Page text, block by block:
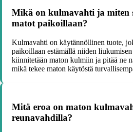
Mikä on kulmavahti ja miten
matot paikoillaan?
Kulmavahti on käytännöllinen tuote,
paikoillaan estämällä niiden
kiinnitetään maton kulmiin ja pitää ne
mikä tekee maton käytöstä
Mitä eroa on maton
reunavahdilla?